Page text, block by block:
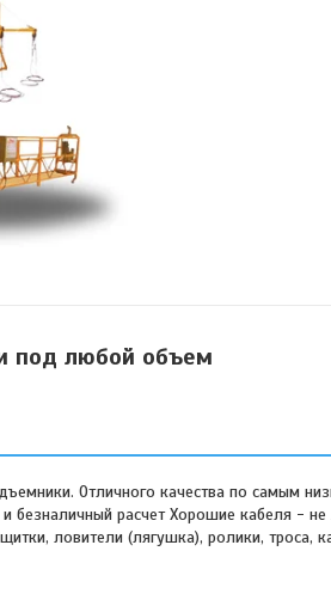
под любой объем
Отличного качества по самым
безналичный расчет Хорошие кабеля - не
ловители (лягушка), ролики, троса,